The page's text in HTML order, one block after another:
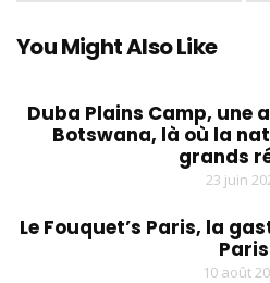
You Might Also Like
Duba Plains Camp, une
Botswana, là où la
grands
23 juin
Le Fouquet’s Paris, la
Paris
10 août